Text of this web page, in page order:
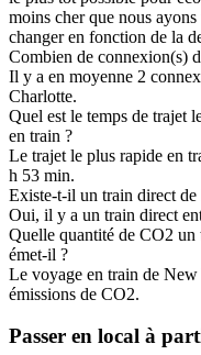
moins cher que nous
changer en fonction de la
Combien de connexion(s)
Il y a en moyenne 2
Charlotte.
Quel est le temps de trajet
en train ?
Le trajet le plus rapide en
h 53 min.
Existe-t-il un train direct
Oui, il y a un train direct
Quelle quantité de CO2
émet-il ?
Le voyage en train de
émissions de CO2.
Passer en local à